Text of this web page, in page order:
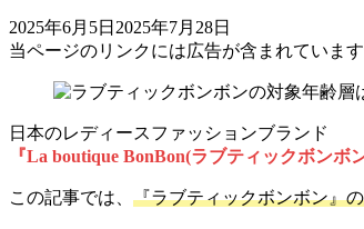
2025年6月5日 2025年7月28日
当ページのリンクには広告が含まれています
日本のレディースファッションブランド
『La boutique BonBon(ラブティックボンボン
この記事では、 『ラブティックボンボン』